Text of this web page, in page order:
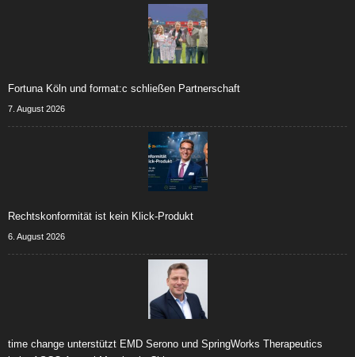
Fortuna Köln und format:c schließen Partnerschaft
7. August 2026
Rechtskonformität ist kein Klick-Produkt
6. August 2026
time change unterstützt EMD Serono und SpringWorks Therapeutics